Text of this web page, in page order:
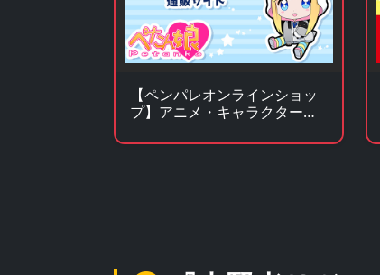
【ペンパレオンラインショッ
プ】アニメ・キャラクターグ